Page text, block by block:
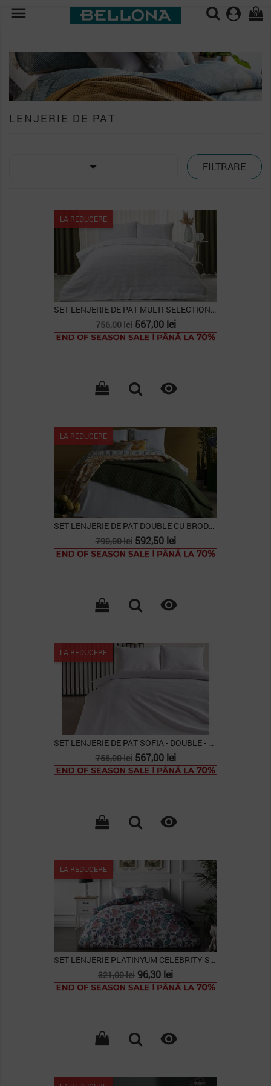
 0
LENJERIE DE PAT
 FILTRARE
LA REDUCERE
SET LENJERIE DE PAT MULTI SELECTION GLORIA -...
Pret
de
756,00 lei Pret
567,00 lei

LA REDUCERE
SET LENJERIE DE PAT DOUBLE CU BRODERIE ANGEL, ALB
Pret
de
790,00 lei Pret
592,50 lei

LA REDUCERE
SET LENJERIE DE PAT SOFIA - DOUBLE - ALB
Pret
de
756,00 lei Pret
567,00 lei

LA REDUCERE
SET LENJERIE PLATINYUM CELEBRITY SINGLE
Pret
de
321,00 lei Pret
96,30 lei
